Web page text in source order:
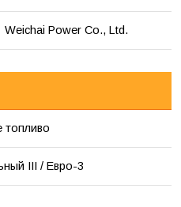
Weichai Power Co., Ltd.
топливо
III / Евро-3